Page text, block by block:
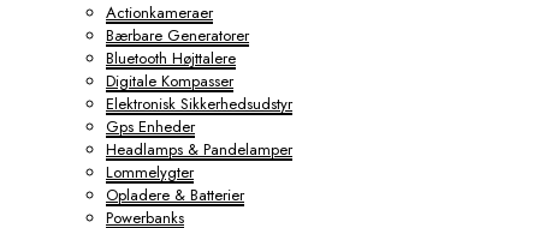
Actionkameraer
Bærbare Generatorer
Bluetooth Højttalere
Digitale Kompasser
Elektronisk Sikkerhedsudstyr
Gps Enheder
Headlamps & Pandelamper
Lommelygter
Opladere & Batterier
Powerbanks